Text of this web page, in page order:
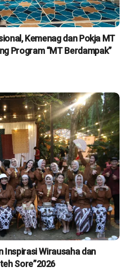
Kemenag dan Pokja MT
Program “MT Berdampak”
Inspirasi Wirausaha dan
Sore”2026